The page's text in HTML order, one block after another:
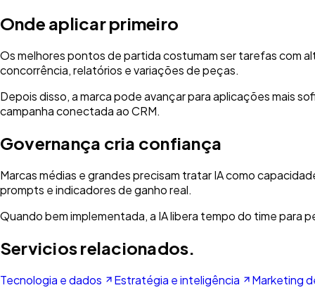
Onde aplicar primeiro
Os melhores pontos de partida costumam ser tarefas com
concorrência, relatórios e variações de peças.
Depois disso, a marca pode avançar para aplicações mais
campanha conectada ao CRM.
Governança cria confiança
Marcas médias e grandes precisam tratar IA como
prompts e indicadores de ganho real.
Quando bem implementada, a IA libera tempo do time para
Servicios relacionados.
Tecnologia e dados Estratégia e inteligência Marketing